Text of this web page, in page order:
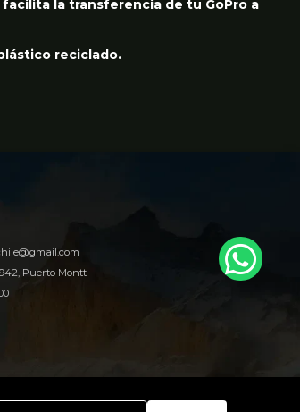
la transferencia de tu GoPro a
reciclado.
Puerto Montt